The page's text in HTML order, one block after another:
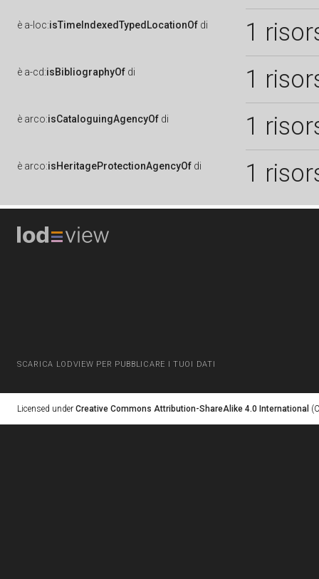
è a-loc:isTimeIndexedTypedLocationOf di 1
è a-cd:isBibliographyOf di 1
è arco:isCataloguingAgencyOf di 1
è arco:isHeritageProtectionAgencyOf di 1
SCARICA LODVIEW PER PUBBLICARE I TUOI DATI
Licensed under Creative Commons Attribution-ShareAlike 4.0 International